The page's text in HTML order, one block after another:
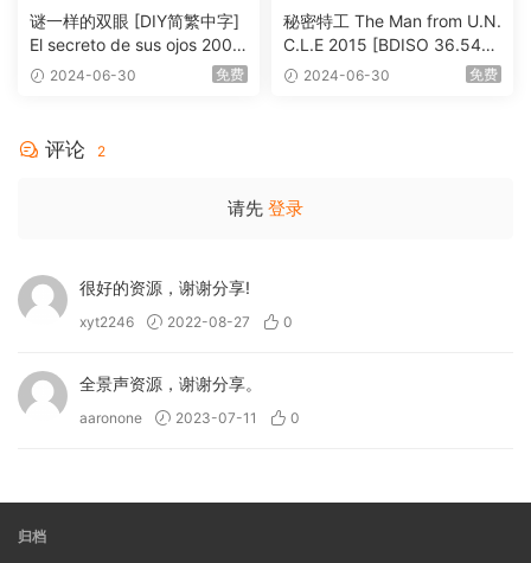
谜一样的双眼 [DIY简繁中字]
El secreto de sus ojos 2009
1080p Blu-ray AVC DTS-HD
2024-06-30 免费
秘密特工 The Man from U.N.
C.L.E 2015 [BDISO 36.54G
B] 2024-06-30 免费
评论 2
请先 登录
很好的资源，谢谢分享!
xyt2246 2022-08-27 0
全景声资源，谢谢分享。
aaronone 2023-07-11 0
归档